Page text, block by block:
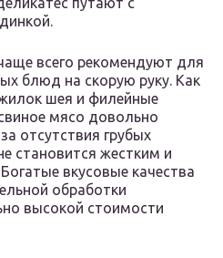
всего рекомендуют для
блюд на скорую руку. Как
шея и филейные
мясо довольно
отсутствия грубых
становится жестким и
вкусовые качества
обработки
высокой стоимости